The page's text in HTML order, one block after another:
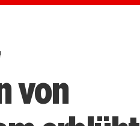
von